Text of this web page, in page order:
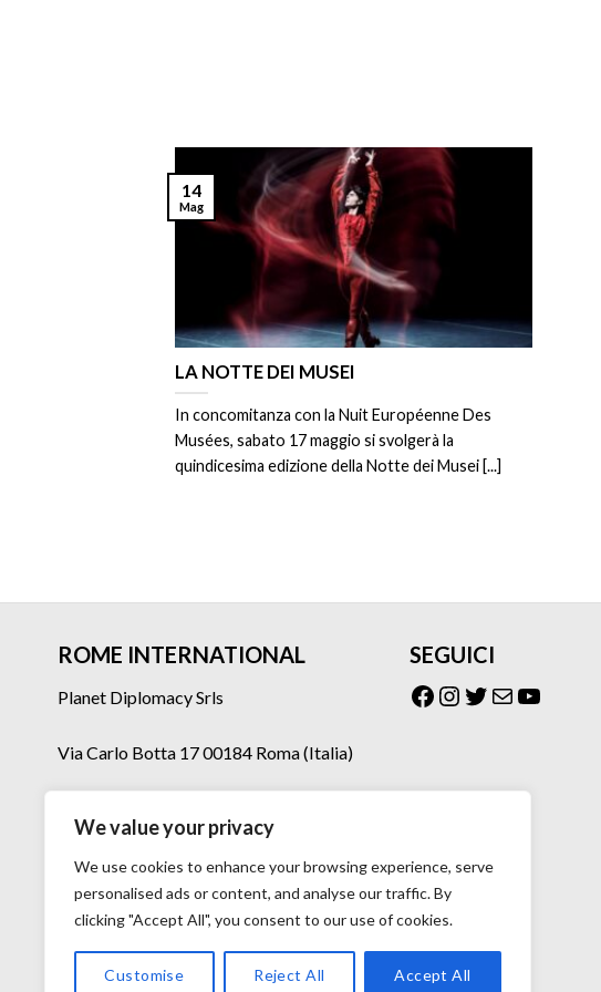
We value your privacy
We use cookies to enhance your browsing experience, serve
personalised ads or content, and analyse our traffic. By
clicking "Accept All", you consent to our use of cookies.
Customise Reject All Accept All
LA NOTTE DEI MUSEI
In concomitanza con la Nuit Européenne Des
Musées, sabato 17 maggio si svolgerà la
quindicesima edizione della Notte dei Musei [...]
14
Mag
ROME INTERNATIONAL
Planet Diplomacy Srls
Via Carlo Botta 17 00184 Roma (Italia)
Mail: planetdiplomacy@gmail.com
SEGUICI
Facebook
Instagram
Twitter
EmailYouTube